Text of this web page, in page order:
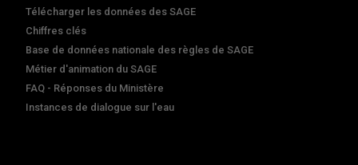
Télécharger les données des SAGE
Chiffres clés
Base de données nationale des règles de SAGE
Métier d'animation du SAGE
FAQ - Réponses du Ministère
Instances de dialogue sur l'eau